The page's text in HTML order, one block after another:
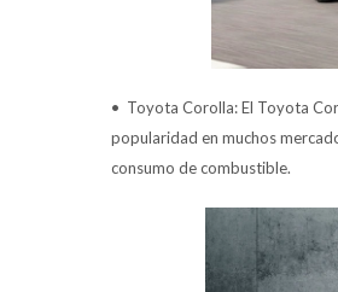
• Toyota Corolla: El Toyota
popularidad en muchos
consumo de combustible.